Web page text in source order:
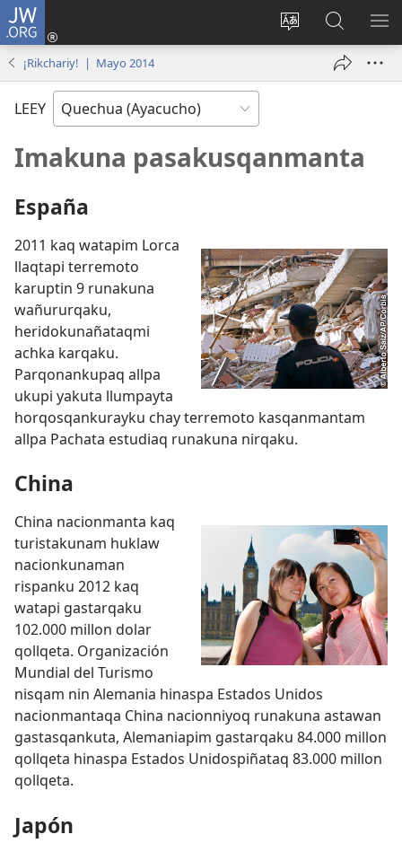
JW.ORG
Rimaynikita
cambianapaq
Qallarinaykipaq
(abre
JW.ORG
nisqapi
¡Rikchariy! | Mayo 2014
LEEY
Imakuna pasakusqanmanta
España
2011 kaq watapim Lorca
llaqtapi terremoto
karuptin 9 runakuna
wañururqaku,
heridokunañataqmi
achka karqaku.
Parqonankupaq allpa
ukupi yakuta llumpayta
horqosqankurayku chay terremoto kasqanmantam
allpa Pachata estudiaq runakuna nirqaku.
China
China nacionmanta kaq
turistakunam huklaw
nacionkunaman
rispanku 2012 kaq
watapi gastarqaku
102.000 millon dolar
qollqeta. Organización
Mundial del Turismo
nisqam nin Alemania hinaspa Estados Unidos
nacionmantaqa China nacionniyoq runakuna astawan
gastasqankuta, Alemaniapim gastarqaku 84.000 millon
qollqeta hinaspa Estados Unidospiñataq 83.000 millon
qollqeta.
Japón